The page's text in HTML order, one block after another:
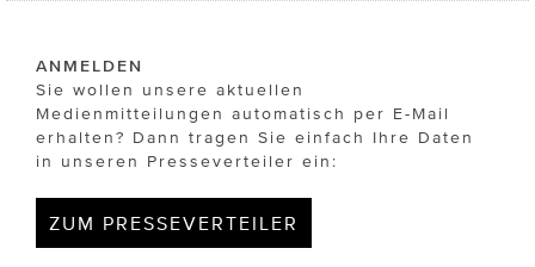
ANMELDEN
Sie wollen unsere aktuellen
Medienmitteilungen automatisch per E-Mail
erhalten? Dann tragen Sie einfach Ihre Daten
in unseren Presseverteiler ein:
ZUM PRESSEVERTEILER